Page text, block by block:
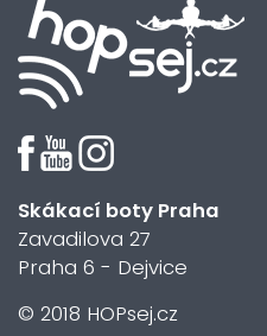
Skákací boty Praha
Zavadilova 27
Praha 6 - Dejvice
© 2018 HOPsej.cz